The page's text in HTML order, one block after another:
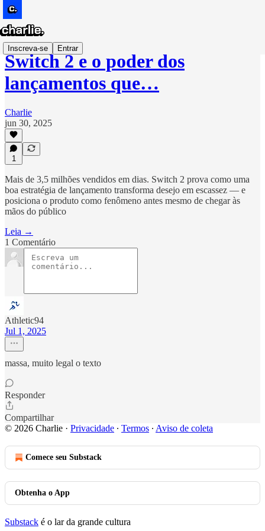
Inscreva-se Entrar
Switch 2 e o poder dos
lançamentos que…
Charlie
jun 30, 2025
1
Mais de 3,5 milhões vendidos em dias. Switch 2 prova como uma
boa estratégia de lançamento transforma desejo em escassez — e
posiciona o produto como fenômeno antes mesmo de chegar às
mãos do público
Leia →
1 Comentário
Athletic94
Jul 1, 2025
massa, muito legal o texto
Responder
Compartilhar
© 2026 Charlie · Privacidade ∙ Termos ∙ Aviso de coleta
Comece seu Substack
Obtenha o App
Substack é o lar da grande cultura